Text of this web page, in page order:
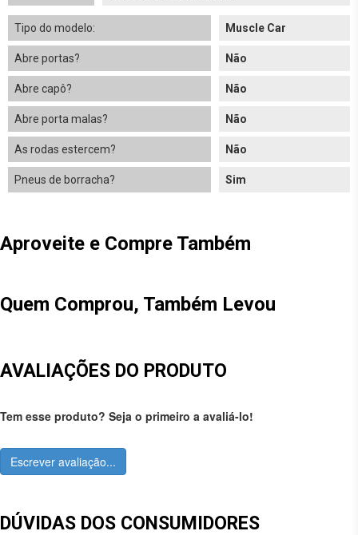
Tipo do modelo: Muscle Car
Abre portas? Não
Abre capô? Não
Abre porta malas? Não
As rodas estercem? Não
Pneus de borracha? Sim
Aproveite e Compre Também
Quem Comprou, Também Levou
AVALIAÇÕES DO PRODUTO
Tem esse produto? Seja o primeiro a avaliá-lo!
Escrever avaliação...
DÚVIDAS DOS CONSUMIDORES